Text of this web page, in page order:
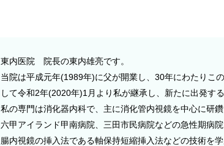
東内医院 院長の東内雄亮です。
当院は平成元年(1989年)に父が開業し、30年にわたりこ
して令和2年(2020年)1月より私が継承し、新たに出発す
私の専門は消化器内科で、主に消化管内視鏡を中心に研
六甲アイランド甲南病院、三田市民病院などの急性期病
腸内視鏡の挿入法である軸保持短縮挿入法などの技術を